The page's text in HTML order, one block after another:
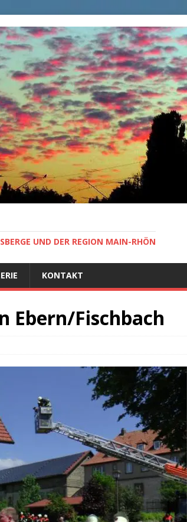
UND DER REGION MAIN-RHÖN
KONTAKT
Ebern/Fischbach